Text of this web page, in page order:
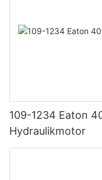
109-1234 Eaton
Hydraulikmotor